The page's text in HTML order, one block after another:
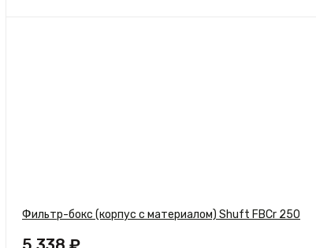
Фильтр-бокс (корпус с материалом) Shuft FBCr 250